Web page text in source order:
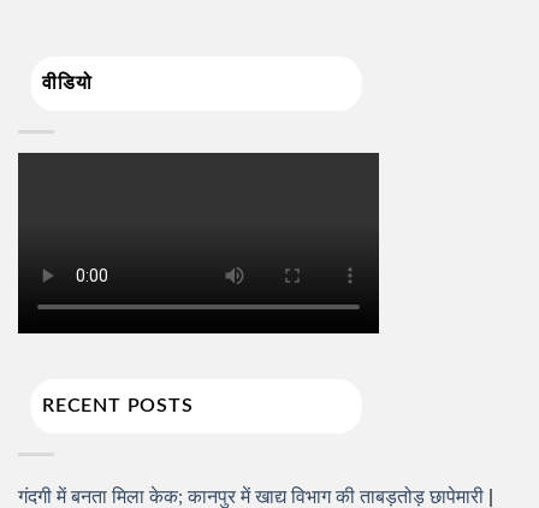
वीडियो
RECENT POSTS
गंदगी में बनता मिला केक; कानपुर में खाद्य विभाग की ताबड़तोड़ छापेमारी